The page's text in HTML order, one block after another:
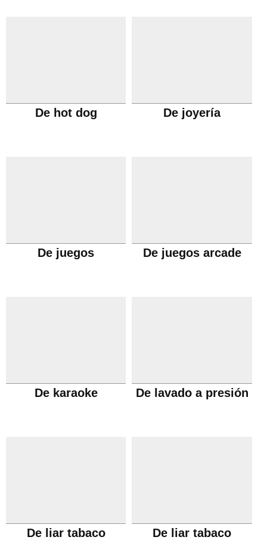
De hot dog De joyería
De juegos De juegos arcade
De karaoke De lavado a presión
De liar tabaco
De liar tabaco